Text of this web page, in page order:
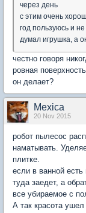
через день
с этим очень
год пользуюсь и
думал игрушка, а
честно говоря
ровная
он делает?
Mexica
20 Nov 2015
робот пылесос
наматывать.
плитке.
если в ванной
туда заедет, а
все убираемое с
А так красота